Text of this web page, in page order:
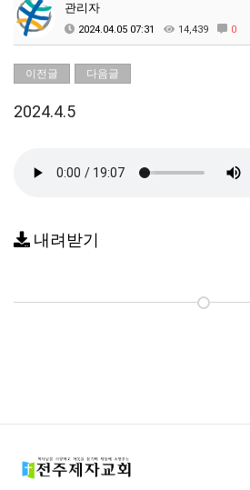
관리자
2024.04.05 07:31 14,439 0
이전글 다음글
2024.4.5
내려받기